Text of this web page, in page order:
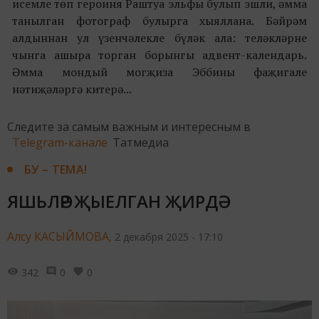
исемле төп героиня Раштуа эльфы булып эшли, әмма
танылган фотограф булырга хыяллана. Бәйрәм
алдыннан ул үзенчәлекле бүләк ала: теләкләрне
чынга ашыра торган борынгы адвент-календарь.
Әмма мондый могҗиза Эббины фаҗигале
нәтиҗәләргә китерә...
Следите за самым важным и интересным в
Telegram-канале Татмедиа
БУ – ТЕМА!
ЯШЬЛӘР ҖЫЕЛГАН ҖИРДӘ
Алсу КАСЫЙМОВА, 2 декабря 2025 - 17:10
342 0 0